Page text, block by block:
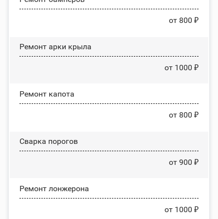
от 800 ₽
Ремонт арки крыла
от 1000 ₽
Ремонт капота
от 800 ₽
Сварка порогов
от 900 ₽
Ремонт лонжерона
от 1000 ₽